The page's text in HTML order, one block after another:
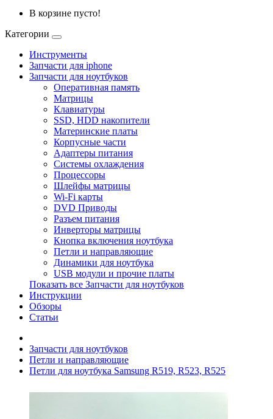
В корзине пусто!
Категории
Инструменты
Запчасти для iphone
Запчасти для ноутбуков
Оперативная память
Матрицы
Клавиатуры
SSD, HDD накопители
Материнские платы
Корпусные части
Адаптеры питания
Системы охлаждения
Процессоры
Шлейфы матрицы
Wi-Fi карты
DVD Приводы
Разъем питания
Инверторы матрицы
Кнопка включения ноутбука
Петли и направляющие
Динамики для ноутбука
USB модули и прочие платы
Показать все Запчасти для ноутбуков
Инструкции
Обзоры
Статьи
Запчасти для ноутбуков
Петли и направляющие
Петли для ноутбука Samsung R519, R523, R525